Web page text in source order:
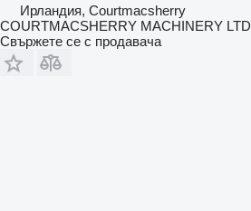
Ирландия, Courtmacsherry
COURTMACSHERRY MACHINERY LTD
Свържете се с продавача